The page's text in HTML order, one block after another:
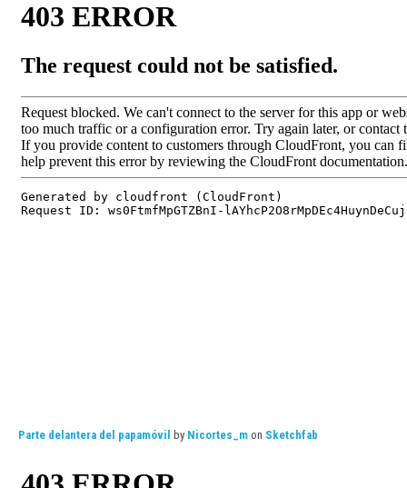
Parte delantera del papamóvil by Nicortes_m on Sketchfab